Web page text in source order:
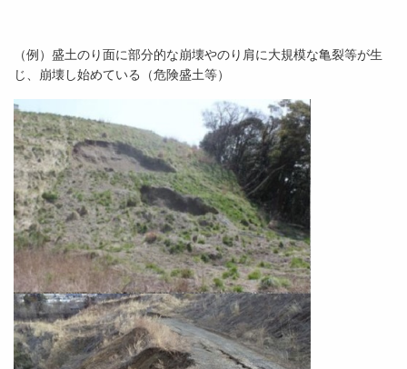
（例）盛土のり面に部分的な崩壊やのり肩に大規模な亀裂等が生
じ、崩壊し始めている（危険盛土等）